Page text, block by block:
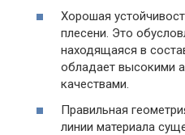
Хорошая
плесени. Это
находящаяся в
обладает высокими
качествами.
Правильная
линии материала